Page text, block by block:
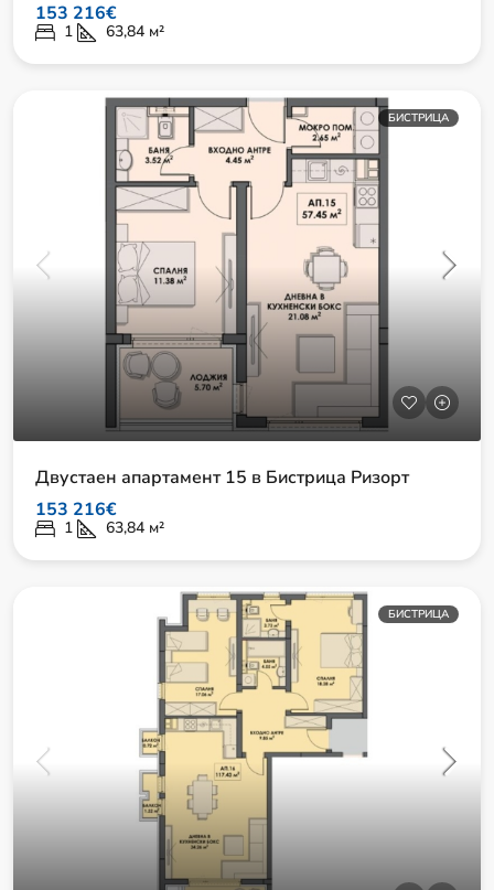
БИСТРИЦА
БИСТРИЦА
Двустаен апартамент 15 в Бистрица Ризорт
153 216€
1 63,84 м²
153 216€
1 63,84 м²